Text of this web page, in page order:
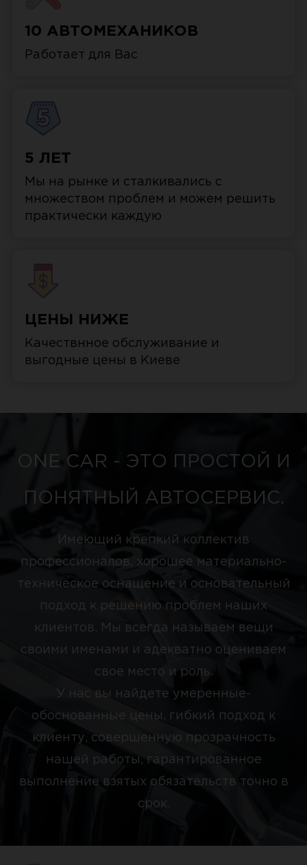
10 АВТОМЕХАНИКОВ
Работает для Вас
5 ЛЕТ
Мы на рынке и сталкивались с
множеством проблем и можем решить
практически каждую
ЦЕНЫ НИЖЕ
Качествнное обслуживание и
выгодные цены в Киеве
ONE CAR - ЭТО ПРОСТОЙ И
ПОНЯТНЫЙ АВТОСЕРВИС.
Имеющий крепкий коллектив
профессионалов, хорошее материально-
техническое оснащение и основательный
подход к решению проблем наших
клиентов. Мы всегда называем вещи
своими именами и адекватно оцениваем
свое место и роль.
У нас вы найдете умеренные-
обоснованные цены, гибкий подход к
клиенту, совершенную прозрачность
нашей работы, гарантированное
выполнение взятых обязательств точно в
срок.